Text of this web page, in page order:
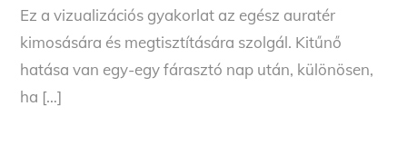
Ez a vizualizációs gyakorlat az egész auratér
kimosására és megtisztítására szolgál. Kitűnő
hatása van egy-egy fárasztó nap után, különösen,
ha […]